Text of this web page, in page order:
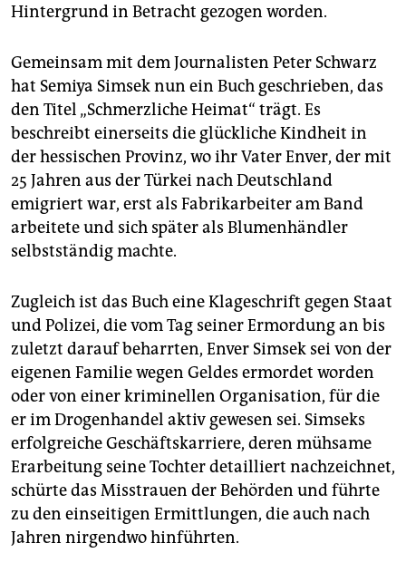
Hintergrund in Betracht gezogen worden.
Gemeinsam mit dem Journalisten Peter Schwarz
hat Semiya Simsek nun ein Buch geschrieben, das
den Titel „Schmerzliche Heimat“ trägt. Es
beschreibt einerseits die glückliche Kindheit in
der hessischen Provinz, wo ihr Vater Enver, der mit
25 Jahren aus der Türkei nach Deutschland
emigriert war, erst als Fabrikarbeiter am Band
arbeitete und sich später als Blumenhändler
selbstständig machte.
Zugleich ist das Buch eine Klageschrift gegen Staat
und Polizei, die vom Tag seiner Ermordung an bis
zuletzt darauf beharrten, Enver Simsek sei von der
eigenen Familie wegen Geldes ermordet worden
oder von einer kriminellen Organisation, für die
er im Drogenhandel aktiv gewesen sei. Simseks
erfolgreiche Geschäftskarriere, deren mühsame
Erarbeitung seine Tochter detailliert nachzeichnet,
schürte das Misstrauen der Behörden und führte
zu den einseitigen Ermittlungen, die auch nach
Jahren nirgendwo hinführten.